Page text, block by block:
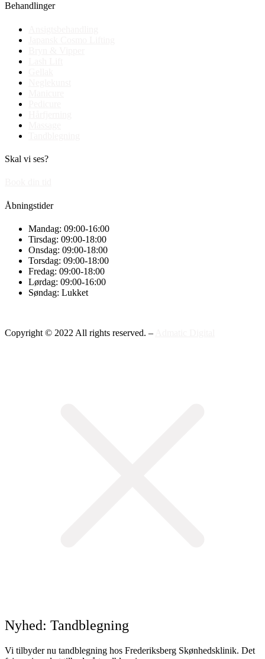
Behandlinger
Skal vi ses?
Åbningstider
Mandag: 09:00-16:00
Tirsdag: 09:00-18:00
Onsdag: 09:00-18:00
Torsdag: 09:00-18:00
Fredag: 09:00-18:00
Lørdag: 09:00-16:00
Søndag: Lukket
Copyright © 2022 All rights reserved. –
Nyhed: Tandblegning
Vi tilbyder nu tandblegning hos Frederiksberg Skønhedsklinik. Det